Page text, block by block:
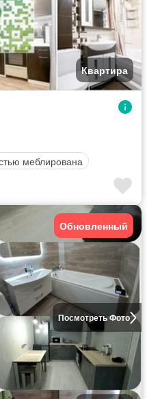
Квартира
меблирована
Посмотреть Фото
Обновленный